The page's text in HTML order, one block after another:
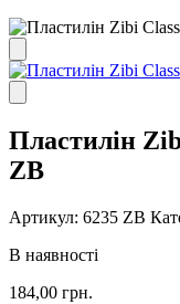
Пластилін
ZB
Артикул: 6235 ZB
В наявності
184,00 грн.